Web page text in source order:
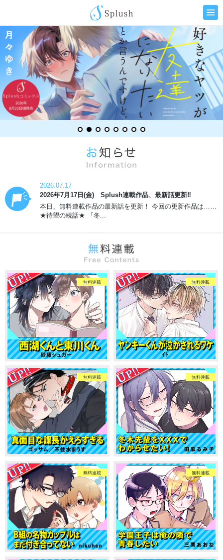
2026.07.17
2026年7月17日(金) Splush連載作品、最新話更新‼
本日、無料連載作品の最新話を更新！ 今回の更新作品は……
★待望の続話★ 『冬...
無料連載 無料連載
無料連載 無料連載
無料連載 無料連載